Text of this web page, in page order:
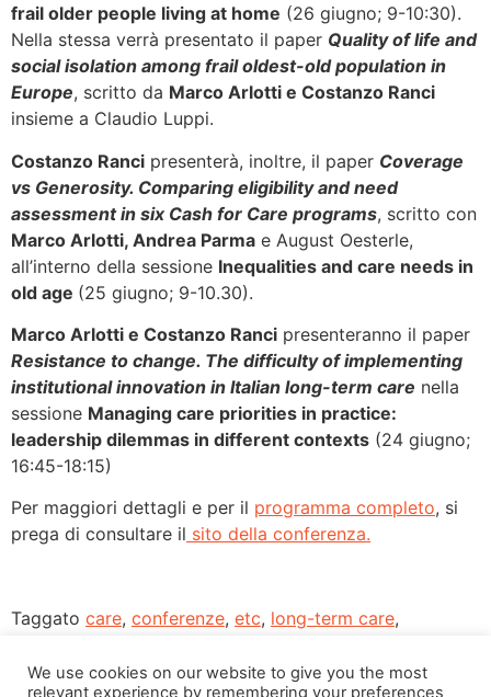
frail older people living at home (26 giugno; 9-10:30).
Nella stessa verrà presentato il paper Quality of life and
social isolation among frail oldest-old population in
Europe, scritto da Marco Arlotti e Costanzo Ranci
insieme a Claudio Luppi.
Costanzo Ranci presenterà, inoltre, il paper Coverage
vs Generosity. Comparing eligibility and need
assessment in six Cash for Care programs, scritto con
Marco Arlotti, Andrea Parma e August Oesterle,
all’interno della sessione Inequalities and care needs in
old age (25 giugno; 9-10.30).
Marco Arlotti e Costanzo Ranci presenteranno il paper
Resistance to change. The difficulty of implementing
institutional innovation in Italian long-term care nella
sessione Managing care priorities in practice:
leadership dilemmas in different contexts (24 giugno;
16:45-18:15)
Per maggiori dettagli e per il programma completo, si
prega di consultare il sito della conferenza.
Taggato care, conferenze, etc, long-term care,
We use cookies on our website to give you the most
relevant experience by remembering your preferences